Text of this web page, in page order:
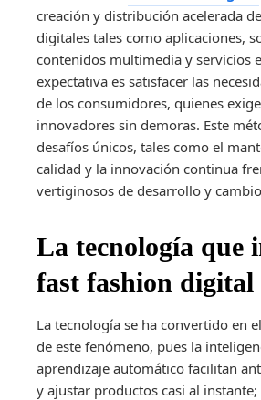
creación y distribución acelerada
digitales tales como aplicaciones,
contenidos multimedia y servicios
expectativa es satisfacer las
de los consumidores, quienes
innovadores sin demoras. Este
desafíos únicos, tales como el
calidad y la innovación continua
vertiginosos de desarrollo y
La tecnología que
fast fashion digital
La tecnología se ha convertido en
de este fenómeno, pues la
aprendizaje automático facilitan
y ajustar productos casi al